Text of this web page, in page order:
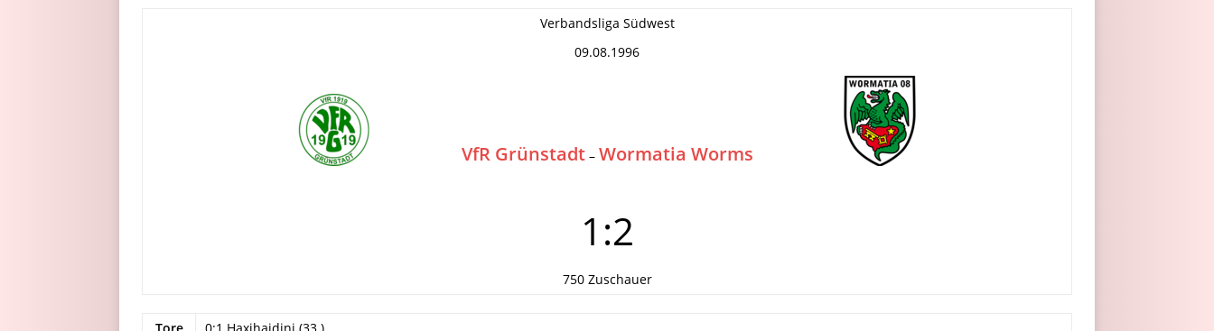
Verbandsliga Südwest
09.08.1996
VfR Grünstadt – Wormatia Worms
1:2
750 Zuschauer